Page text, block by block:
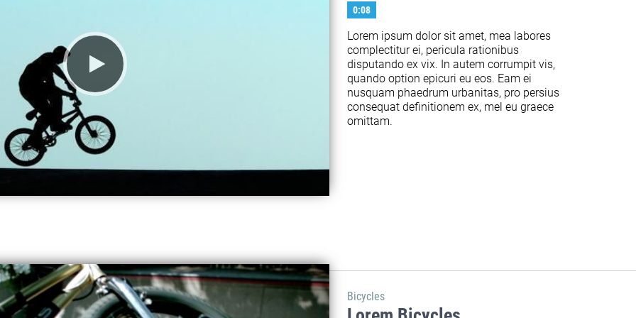
0:08
Lorem ipsum dolor sit amet, mea labores
complectitur ei, pericula rationibus
disputando ex vix. In autem corrumpit vis,
quando option epicuri eu eos. Eam ei
nusquam phaedrum urbanitas, pro persius
consequat definitionem ex, mel eu graece
omittam.
Bicycles